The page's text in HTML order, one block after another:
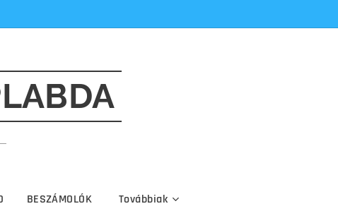
BESZÁMOLÓK Továbbiak